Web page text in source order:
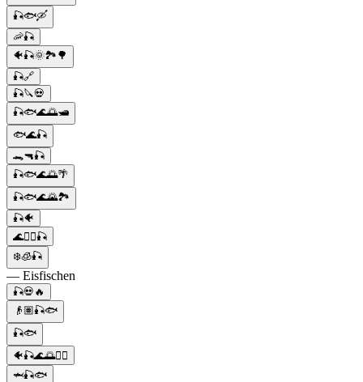
🎣🐟🛶
🦐🎣
🐠🎣🌞🏞️🌳
🎣🔗
🎣🔪💀
🎣🐟🌊🌅🛥️
🐟🌊🎣
🐊🔫🎣
🎣🐟🌊🌅🌴
🎣🐟🌊🌄🏞️
🎣🐠
🌊🚣‍♂️🎣
❄️🧊🎣
— Eisfischen
🎣💀🔥
👴🏽🎣🐟
🎣🐟
🐠🎣🌊🌅🚣‍♀️
🦈🎣🐟